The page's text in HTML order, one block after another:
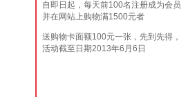
自即日起，每天前100名注册成为会员
并在网站上购物满1500元者
送购物卡面额100元一张，先到先得，
活动截至日期2013年6月6日